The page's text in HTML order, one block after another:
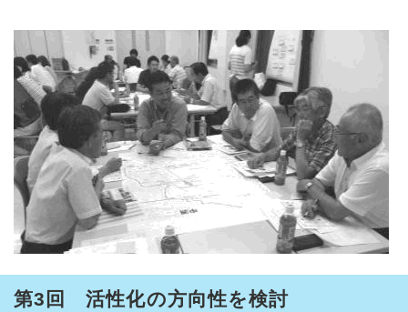
第3回 活性化の方向性を検討